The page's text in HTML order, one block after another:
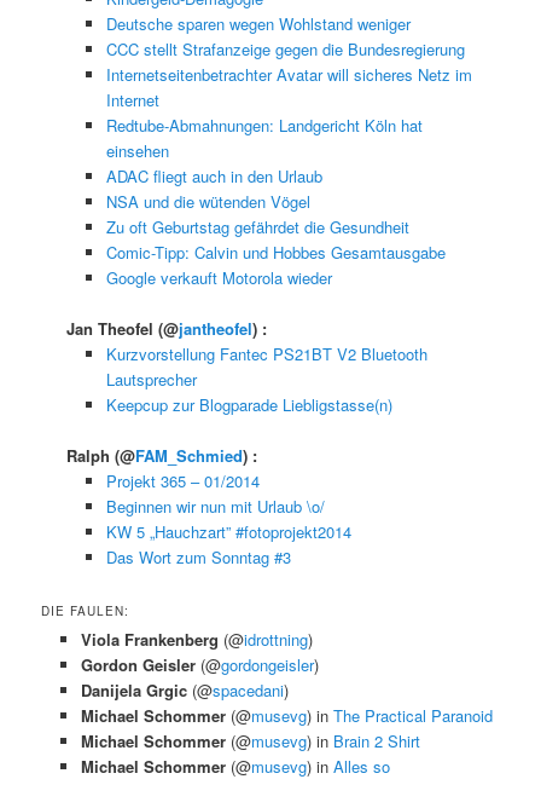
Deutsche sparen wegen Wohlstand weniger
CCC stellt Strafanzeige gegen die Bundesregierung
Internetseitenbetrachter Avatar will sicheres Netz im
Internet
Redtube-Abmahnungen: Landgericht Köln hat
einsehen
ADAC fliegt auch in den Urlaub
NSA und die wütenden Vögel
Zu oft Geburtstag gefährdet die Gesundheit
Comic-Tipp: Calvin und Hobbes Gesamtausgabe
Google verkauft Motorola wieder
Jan Theofel(@jantheofel) :
Kurzvorstellung Fantec PS21BT V2 Bluetooth
Lautsprecher
Keepcup zur Blogparade Liebligstasse(n)
Ralph(@FAM_Schmied) :
Projekt 365 – 01/2014
Beginnen wir nun mit Urlaub \o/
KW 5 „Hauchzart” #fotoprojekt2014
Das Wort zum Sonntag #3
DIE FAULEN:
Viola Frankenberg (@idrottning)
Gordon Geisler (@gordongeisler)
Danijela Grgic (@spacedani)
Michael Schommer (@musevg) in The Practical Paranoid
Michael Schommer (@musevg) in Brain 2 Shirt
Michael Schommer (@musevg) in Alles so